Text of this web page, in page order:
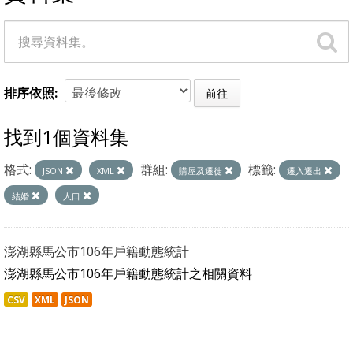
排序依照 前往
找到1個資料集
格式: JSON XML 群組: 購屋及遷徙 標籤: 遷入遷出
結婚 人口
澎湖縣馬公市106年戶籍動態統計
澎湖縣馬公市106年戶籍動態統計之相關資料
CSV XML JSON